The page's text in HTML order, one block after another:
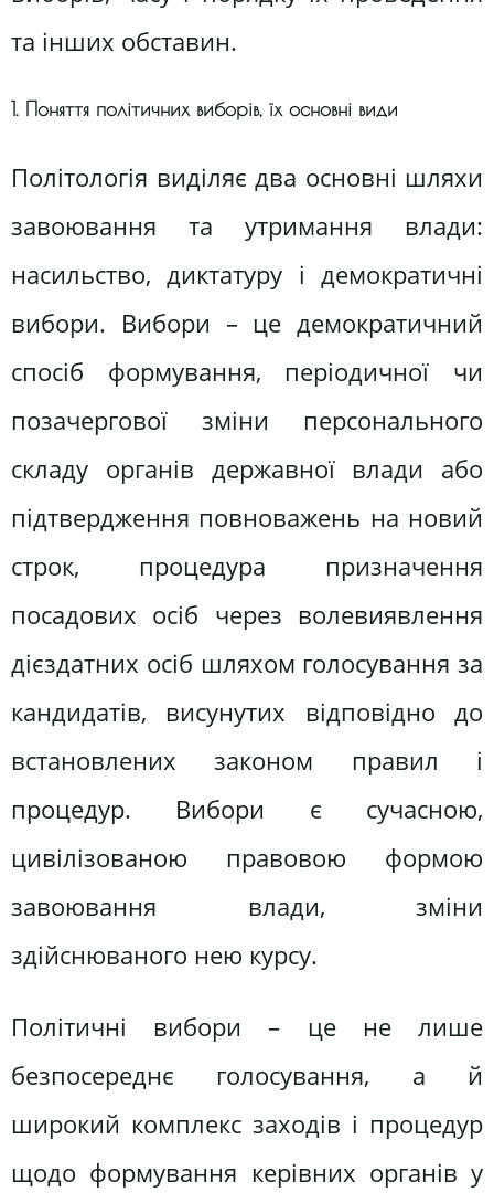
та інших обставин.
1. Поняття політичних виборів, їх основні види
Політологія виділяє два основні шляхи
завоювання та утримання влади:
насильство, диктатуру і демократичні
вибори. Вибори – це демократичний
спосіб формування, періодичної чи
позачергової зміни персонального
складу органів державної влади або
підтвердження повноважень на новий
строк, процедура призначення
посадових осіб через волевиявлення
дієздатних осіб шляхом голосування за
кандидатів, висунутих відповідно до
встановлених законом правил і
процедур. Вибори є сучасною,
цивілізованою правовою формою
завоювання влади, зміни
здійснюваного нею курсу.
Політичні вибори – це не лише
безпосереднє голосування, а й
широкий комплекс заходів і процедур
щодо формування керівних органів у